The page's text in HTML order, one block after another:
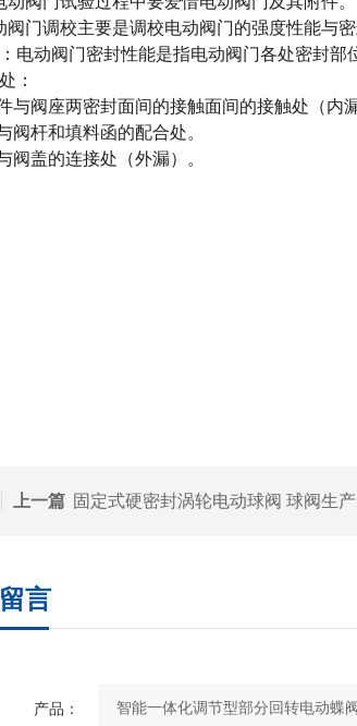
阀门调校主要是调校电动阀门的强度性能与
电动阀门密封性能是指电动阀门各处密封
：
与阀座两密封面间的接触面间的接触处（内
阀杆和填料函的配合处。
阀盖的连接处（外漏）。
上一篇 固定式硬密封涡轮电动球阀 球阀生产
言
产品：